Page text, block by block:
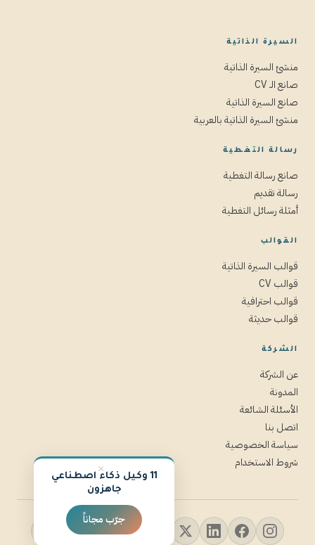
السيرة الذاتية
منشئ السيرة الذاتية
صانع الـ CV
صانع السيرة الذاتية
منشئ السيرة الذاتية بالعربية
رسالة التغطية
صانع رسالة التغطية
رسالة تقديم
أمثلة رسائل التغطية
القوالب
قوالب السيرة الذاتية
قوالب CV
قوالب احترافية
قوالب حديثة
الشركة
عن الشركة
المدونة
الأسئلة الشائعة
اتصل بنا
سياسة الخصوصية
شروط الاستخدام
×
11 وكيل ذكاء اصطناعي
جاهزون
جرّب مجاناً